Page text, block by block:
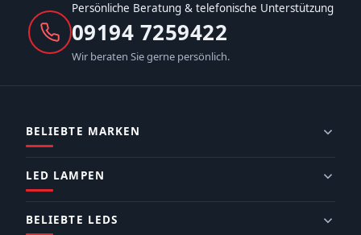
Persönliche Beratung & telefonische Unterstützung
09194 7259422
Wir beraten Sie gerne persönlich.
BELIEBTE MARKEN
LED LAMPEN
BELIEBTE LEDS